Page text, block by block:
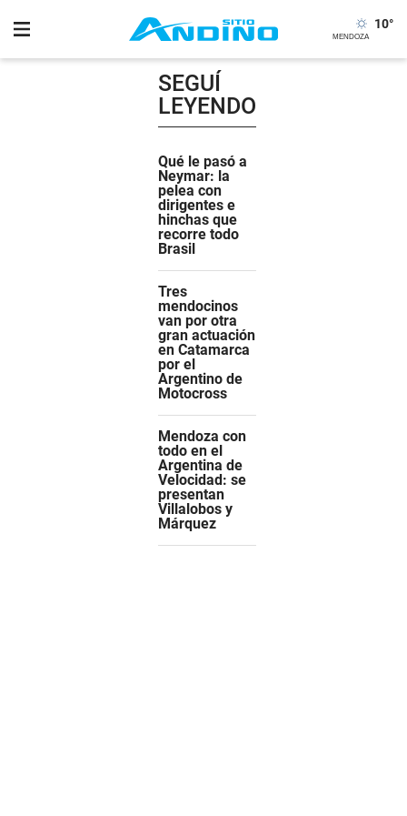
10°
SEGUÍ
LEYENDO
Qué le pasó a
Neymar: la
pelea con
dirigentes e
hinchas que
recorre todo
Brasil
Tres
mendocinos
van por otra
gran actuación
en Catamarca
por el
Argentino de
Motocross
Mendoza con
todo en el
Argentina de
Velocidad: se
presentan
Villalobos y
Márquez